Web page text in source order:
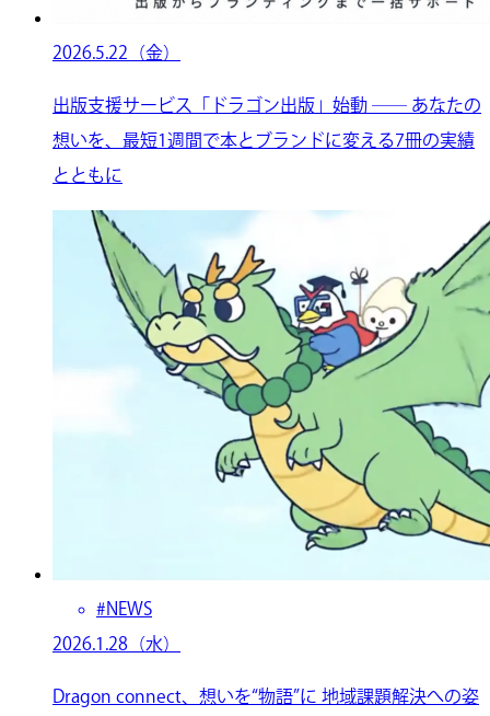
2026.5.22（金）
出版支援サービス「ドラゴン出版」始動 ── あなたの
想いを、最短1週間で本とブランドに変える7冊の実績
とともに
#NEWS
2026.1.28（水）
Dragon connect、想いを“物語”に 地域課題解決への姿